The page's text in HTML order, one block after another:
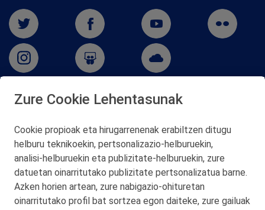
Telf. 946 357 000
© 2026 Petronor S.A.
Zure Cookie Lehentasunak
Cookie propioak eta hirugarrenenak erabiltzen ditugu
helburu teknikoekin, pertsonalizazio‑helburuekin,
analisi‑helburuekin eta publizitate‑helburuekin, zure
datuetan oinarritutako publizitate pertsonalizatua barne.
Azken horien artean, zure nabigazio‑ohituretan
oinarritutako profil bat sortzea egon daiteke, zure gailuak